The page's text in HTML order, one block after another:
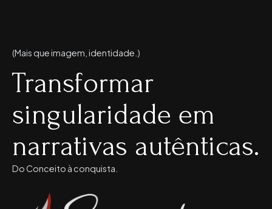
(Mais que imagem, identidade.)
Transformar
singularidade em
narrativas autênticas.
Do Conceito à conquista.